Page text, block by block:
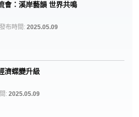
會：溪岸藝韻 世界共鳴
發布時間: 2025.05.09
濟蝶變升級
: 2025.05.09